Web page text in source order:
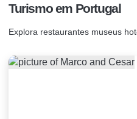
Turismo em Portugal
Explora restaurantes museus